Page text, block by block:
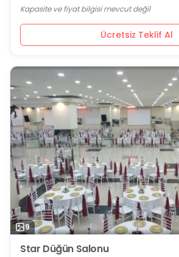
Kapasite ve fiyat bilgisi mevcut değil
Ücretsiz Teklif Al
9
Star Düğün Salonu